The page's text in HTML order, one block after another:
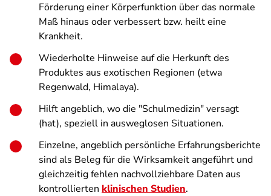
Förderung einer Körperfunktion über das normale
Maß hinaus oder verbessert bzw. heilt eine
Krankheit.
Wiederholte Hinweise auf die Herkunft des
Produktes aus exotischen Regionen (etwa
Regenwald, Himalaya).
Hilft angeblich, wo die "Schulmedizin" versagt
(hat), speziell in ausweglosen Situationen.
Einzelne, angeblich persönliche Erfahrungsberichte
sind als Beleg für die Wirksamkeit angeführt und
gleichzeitig fehlen nachvollziehbare Daten aus
kontrollierten klinischen Studien.